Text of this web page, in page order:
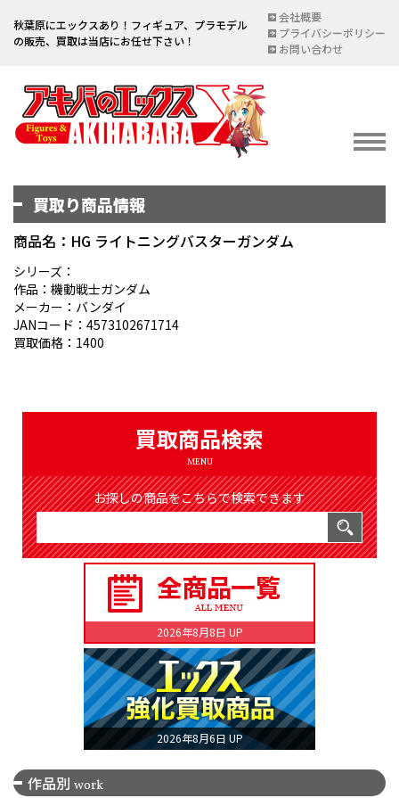
秋葉原にエックスあり！フィギュア、プラモデル
の販売、買取は当店にお任せ下さい！
会社概要
プライバシーポリシー
お問い合わせ
イベント情報
宅配買取のご案内
DELIVERY PURCHASE
買取お申し込み
ASSESSMENT
買取り商品情報
商品名：HG ライトニングバスターガンダム
シリーズ：
作品：機動戦士ガンダム
メーカー：バンダイ
JANコード：4573102671714
買取価格：1400
買取商品検索
MENU
お探しの商品をこちらで検索できます
2026年8月8日 UP
2026年8月6日 UP
作品別 work